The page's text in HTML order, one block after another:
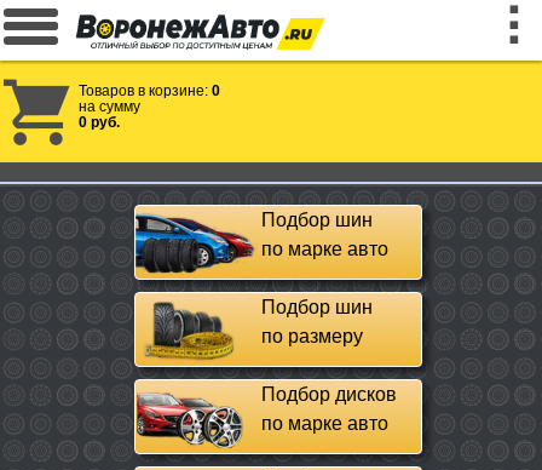
Товаров в корзине: 0
на сумму
0 руб.
Подбор шин
по марке авто
Подбор шин
по размеру
Подбор дисков
по марке авто